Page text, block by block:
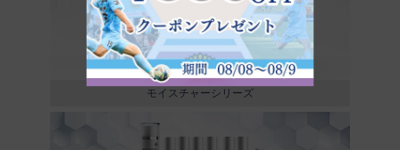
モイスチャーシリーズ